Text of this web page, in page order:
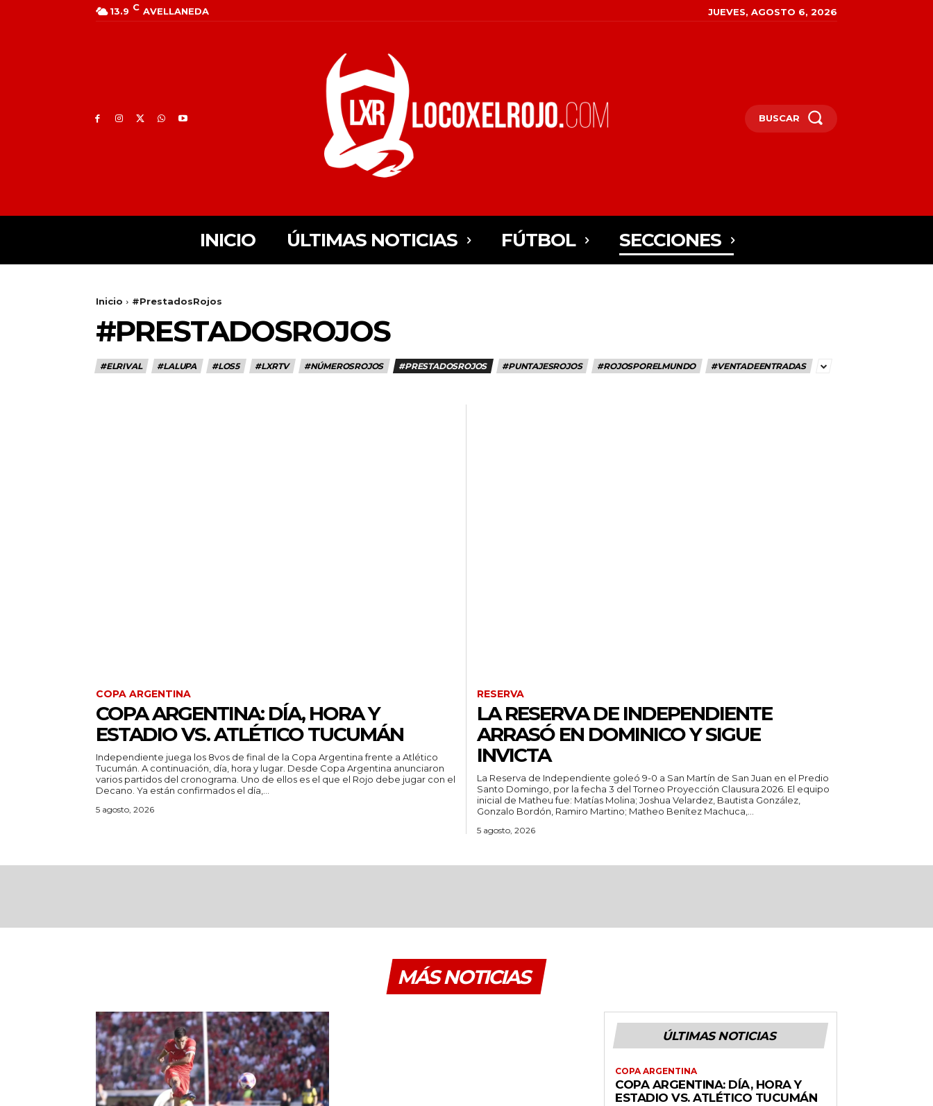
13.9 C AVELLANEDA JUEVES, AGOSTO 6, 2026
BUSCAR
INICIO ÚLTIMAS NOTICIAS FÚTBOL SECCIONES
Inicio #PrestadosRojos
#PRESTADOSROJOS
#ELRIVAL #LALUPA #LOS5 #LXRTV #NÚMEROSROJOS #PRESTADOSROJOS #PUNTAJESROJOS #ROJOSPORELMUNDO #VENTADEENTRADAS
COPA ARGENTINA
COPA ARGENTINA: DÍA, HORA Y
ESTADIO VS. ATLÉTICO TUCUMÁN
Independiente juega los 8vos de final de la Copa Argentina frente a Atlético
Tucumán. A continuación, día, hora y lugar. Desde Copa Argentina anunciaron
varios partidos del cronograma. Uno de ellos es el que el Rojo debe jugar con el
Decano. Ya están confirmados el día,...
5 agosto, 2026
RESERVA
LA RESERVA DE INDEPENDIENTE
ARRASÓ EN DOMINICO Y SIGUE
INVICTA
La Reserva de Independiente goleó 9-0 a San Martín de San Juan en el Predio
Santo Domingo, por la fecha 3 del Torneo Proyección Clausura 2026. El equipo
inicial de Matheu fue: Matías Molina; Joshua Velardez, Bautista González,
Gonzalo Bordón, Ramiro Martino; Matheo Benítez Machuca,...
5 agosto, 2026
MÁS NOTICIAS
ÚLTIMAS NOTICIAS
COPA ARGENTINA
COPA ARGENTINA: DÍA, HORA Y
ESTADIO VS. ATLÉTICO TUCUMÁN